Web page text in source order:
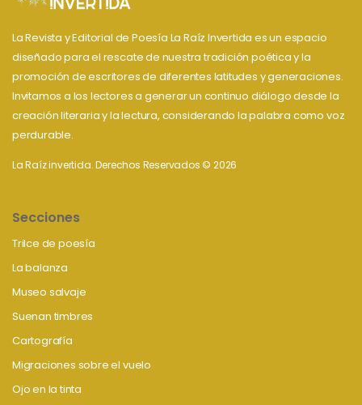
La Revista y Editorial de Poesía La Raíz Invertida es un espacio
diseñado para el rescate de nuestra tradición poética y la
promoción de escritores de diferentes latitudes y generaciones.
Invitamos a los lectores a generar un continuo diálogo desde la
creación literaria y la lectura, considerando la palabra como voz
perdurable.
La Raíz invertida. Derechos Reservados © 2026
Secciones
Trilce de poesía
La balanza
Museo salvaje
Suenan timbres
Cartografía
Migraciones sobre el vuelo
Ojo en la tinta